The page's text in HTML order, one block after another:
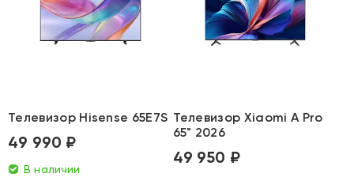
Телевизор Hisense 65E7S
49 990 ₽
В наличии
Телевизор Xiaomi A Pro
65" 2026
49 950 ₽